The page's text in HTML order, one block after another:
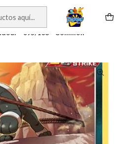
- 095/163 - Common